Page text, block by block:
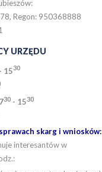
Regon: 950368888
URZĘDU
- 1530
730 - 1530
skarg i wniosków:
interesantów w